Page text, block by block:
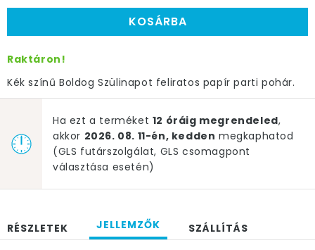
KOSÁRBA
Raktáron!
Kék színű Boldog Szülinapot feliratos papír parti pohár.
Ha ezt a terméket 12 óráig megrendeled,
akkor 2026. 08. 11-én, kedden megkaphatod
(GLS futárszolgálat, GLS csomagpont
választása esetén)
RÉSZLETEK JELLEMZŐK SZÁLLÍTÁS